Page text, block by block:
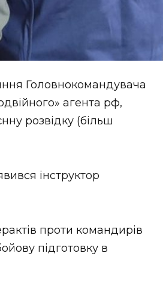
Головнокомандувача
агента рф,
розвідку (більш
інструктор
проти командирів
підготовку в